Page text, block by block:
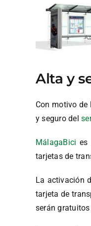
Alta y
Con motivo
y seguro del
MálagaBici es
tarjetas de
La activación
tarjeta de
serán